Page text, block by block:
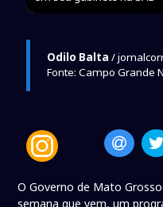
Odilo Balta /
Fonte: Campo Grande
O Governo de Mato
semana que vem, um